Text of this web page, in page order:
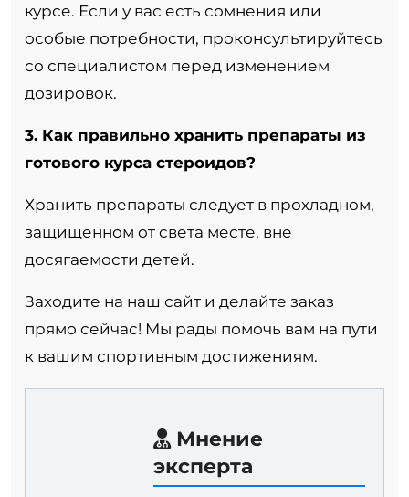
курсе. Если у вас есть сомнения или
особые потребности, проконсультируйтесь
со специалистом перед изменением
дозировок.
3. Как правильно хранить препараты из
готового курса стероидов?
Хранить препараты следует в прохладном,
защищенном от света месте, вне
досягаемости детей.
Заходите на наш сайт и делайте заказ
прямо сейчас! Мы рады помочь вам на пути
к вашим спортивным достижениям.
Мнение
эксперта